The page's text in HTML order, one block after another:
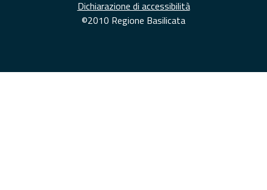
Dichiarazione di accessibilità
©2010 Regione Basilicata